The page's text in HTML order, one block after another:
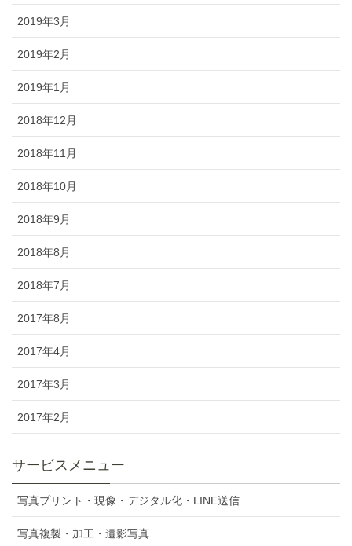
2019年3月
2019年2月
2019年1月
2018年12月
2018年11月
2018年10月
2018年9月
2018年8月
2018年7月
2017年8月
2017年4月
2017年3月
2017年2月
サービスメニュー
写真プリント・現像・デジタル化・LINE送信
写真複製・加工・遺影写真